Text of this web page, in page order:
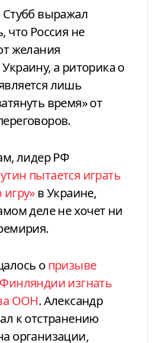
выражал
что Россия не
желания
а риторика о
лишь
время» от
лидер РФ
пытается играть
в Украине,
деле не хочет ни
о призыве
изгнать
ООН. Александр
к отстранению
организации,